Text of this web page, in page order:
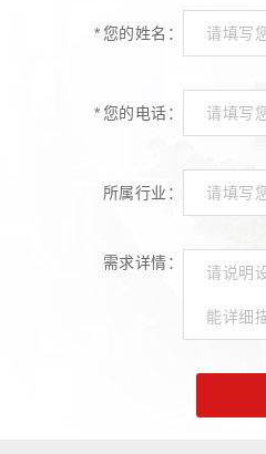
*您的姓名：
*您的电话：
所属行业：
需求详情：